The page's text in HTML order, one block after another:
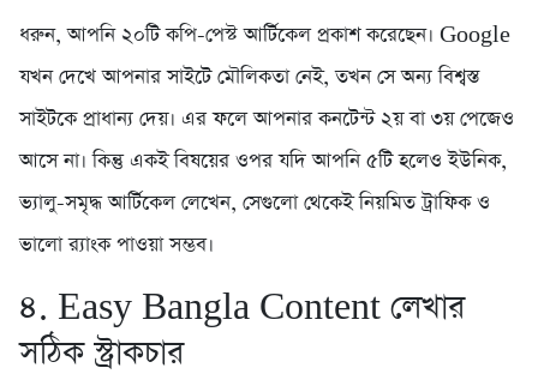
ধরুন, আপনি ২০টি কপি-পেস্ট আর্টিকেল প্রকাশ করেছেন। Google
যখন দেখে আপনার সাইটে মৌলিকতা নেই, তখন সে অন্য বিশ্বস্ত
সাইটকে প্রাধান্য দেয়। এর ফলে আপনার কনটেন্ট ২য় বা ৩য় পেজেও
আসে না। কিন্তু একই বিষয়ের ওপর যদি আপনি ৫টি হলেও ইউনিক,
ভ্যালু-সমৃদ্ধ আর্টিকেল লেখেন, সেগুলো থেকেই নিয়মিত ট্রাফিক ও
ভালো র‍্যাংক পাওয়া সম্ভব।
৪. Easy Bangla Content লেখার
সঠিক স্ট্রাকচার